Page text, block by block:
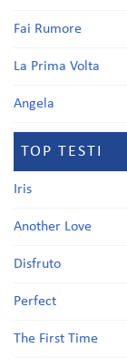
Fai Rumore
La Prima Volta
Angela
TOP TESTI
Iris
Another Love
Disfruto
Perfect
The First Time